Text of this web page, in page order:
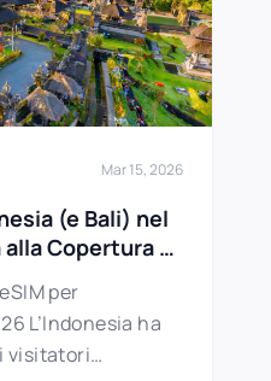
Mar 15, 2026
(e Bali) nel
Copertura e
per
L’Indonesia ha
visitatori